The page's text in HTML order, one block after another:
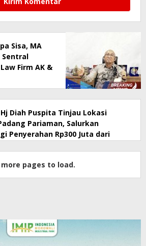
Sisa, MA
Sentral
Firm AK &
Hj Diah Puspita Tinjau Lokasi
Pariaman, Salurkan
Penyerahan Rp300 Juta dari
more pages to load.